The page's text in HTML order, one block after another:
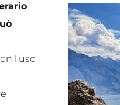
l’uso